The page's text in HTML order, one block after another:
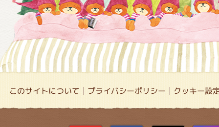
このサイトについて プライバシーポリシー クッキー設